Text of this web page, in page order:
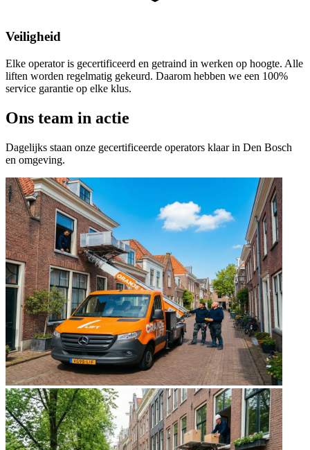
Veiligheid
Elke operator is gecertificeerd en getraind in werken op hoogte. Alle
liften worden regelmatig gekeurd. Daarom hebben we een 100%
service garantie op elke klus.
Ons team in actie
Dagelijks staan onze gecertificeerde operators klaar in Den Bosch
en omgeving.